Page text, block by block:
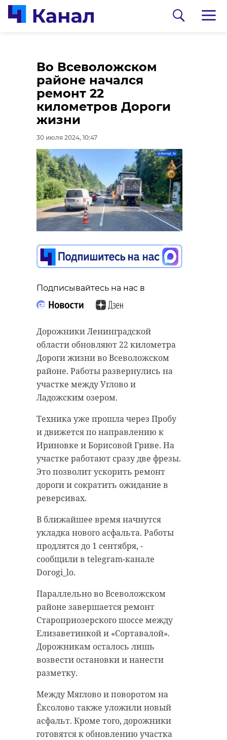
Во Всеволожском
районе начался
ремонт 22
километров Дороги
жизни
30 июля 2024, 10:47
Подписывайтесь на нас в
Дорожники Ленинградской
области обновляют 22 километра
Дороги жизни во Всеволожском
районе. Работы развернулись на
участке между Углово и
Ладожским озером.
Техника уже прошла через Пробу
и движется по направлению к
Ириновке и Борисовой Гриве. На
участке работают сразу две фрезы.
Это позволит ускорить ремонт
дороги и сократить ожидание в
реверсивах.
В ближайшее время начнутся
укладка нового асфальта. Работы
продлятся до 1 сентября, -
сообщили в telegram-канале
Dorogi_lo.
Параллельно во Всеволожском
районе завершается ремонт
Староприозерского шоссе между
Елизаветинкой и «Сортавалой».
Дорожникам осталось лишь
возвести остановки и нанести
разметку.
Между Мяглово и поворотом на
Ёксолово также уложили новый
асфальт. Кроме того, дорожники
готовятся к обновлению участка
Олег Малащенко
посетил
деревообрабатывающее
предприятие в
Волосовском районе
30 июля 2024, 10:22
Подписывайтесь на нас в
Председатель комитета по АПК
Ленинградской области Олег
Малащенко посетил завод «ВЛК
ИНОК» в Волосовском районе.
Предприятие производит
строительные панели из цельной
На деревообрабатывающем заводе
производят более 350 тысяч
квадратных метров готовой
продукции в год. «ВЛК ИНОК» -
является единственным и
крупнейшим предприятием в
трехслойные строительные
панели из цельной древесины.
Завод ориентировался на
европейского покупателя. После
пришлось осваивать
отечественный рынок.
Сырье предприятие получает из
Псковской области. Цель визита
Олега Малащенко - обсудить
поставки на предприятие леса из
На фестивале
«Балтик Ралли»
собрали более 8
миллионов рублей
для участников СВО
30 июля 2024, 09:57
Подписывайтесь на нас в
Участники, зрители и
организаторы мотофестиваля
«Балтик Ралли» за два дня собрали
8,1 миллиона рублей. Средства
направят на помощь бойцам-
участникам специальной военной
Итоговую сумму сбора со ссылкой
на фонд «Ленинградский рубеж»
сообщил во вторник, 30 июля,
Александр Дрозденко. «Спасибо
всем, кто участвовал», - написал
губернатор Ленинградской
Средства будут направлены на
обеспечение военных частей в
зоне СВО специальными
средствами и транспортом.